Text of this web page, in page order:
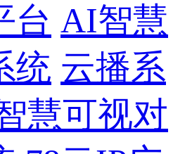
台 AI智慧
统 云播系
慧可视对